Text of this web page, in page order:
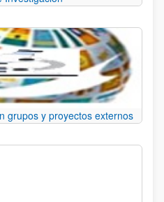
grupos y proyectos externos